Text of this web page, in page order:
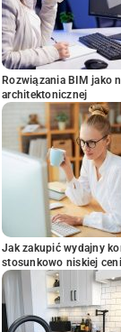
Rozwiązania BIM jako
architektonicznej
Jak zakupić wydajny
stosunkowo niskiej